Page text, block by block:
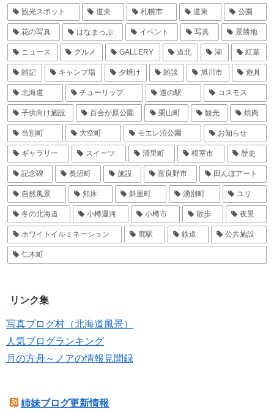
観光スポット 道央 札幌市 道東 公園
花の写真 はなまっぷ イベント 写真 景勝地
ニュース グルメ GALLERY 道北 湖 紅葉
雑記 キャンプ場 夕焼け 雑談 旭川市 遊具
北海道 チューリップ 道の駅 コスモス
子供向け施設 百合が原公園 栗山町 観光 焼肉
当別町 大空町 モエレ沼公園 お知らせ
ギャラリー スイーツ 清里町 根室市 歴史
記念碑 長沼町 施設 富良野市 田んぼアート
自然風景 知床 斜里町 湧別町 ユリ
冬の北海道 小樽運河 小樽市 散歩 夜景
ホワイトイルミネーション 廃駅 鉄道 公共施設
仁木町
リンク集
写真ブログ村（北海道風景）
人気ブログランキング
月の方舟～ノアの情報見聞録
姉妹ブログ更新情報